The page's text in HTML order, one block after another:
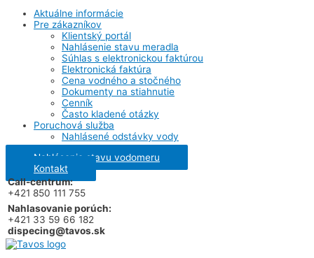
Aktuálne informácie
Pre zákazníkov
Klientský portál
Nahlásenie stavu meradla
Súhlas s elektronickou faktúrou
Elektronická faktúra
Cena vodného a stočného
Dokumenty na stiahnutie
Cenník
Často kladené otázky
Poruchová služba
Nahlásené odstávky vody
Nahlásenie stavu vodomeru
Kontakt
Call-centrum:
+421 850 111 755
Nahlasovanie porúch:
+421 33 59 66 182
dispecing@tavos.sk